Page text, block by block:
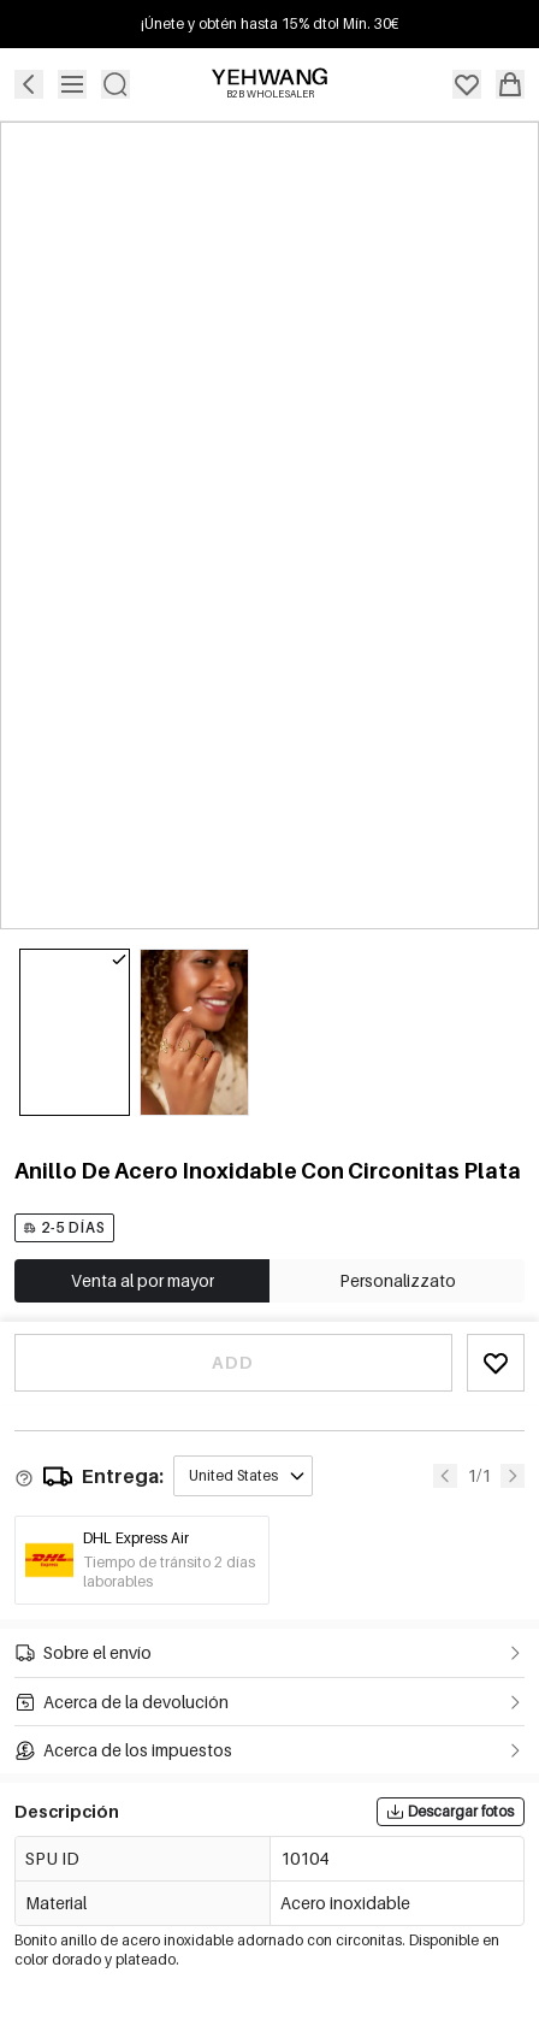
¡Únete y obtén hasta 15% dto! Mín. 30€
B2B WHOLESALER
Anillo De Acero Inoxidable Con Circonitas Plata
2-5 DÍAS
Venta al por mayor Personalizzato
ADD
Entrega: United States 1/1
DHL Express Air
Tiempo de tránsito 2 días
laborables
Sobre el envío
Acerca de la devolución
Acerca de los impuestos
Descripción Descargar fotos
SPU ID 10104
Material Acero inoxidable
Bonito anillo de acero inoxidable adornado con circonitas. Disponible en
color dorado y plateado.